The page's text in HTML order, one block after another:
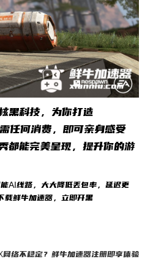
黑科技，为你打造
任何消费，即可亲身感受
都能完美呈现，提升你的游
AI线路，大大降低丢包率，延迟更
载鲜牛加速器，立即开黑
络不稳定？鲜牛加速器注册即享体验